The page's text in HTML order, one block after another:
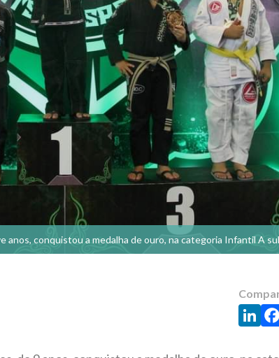
anos, conquistou a medalha de ouro, na categoria Infantil A